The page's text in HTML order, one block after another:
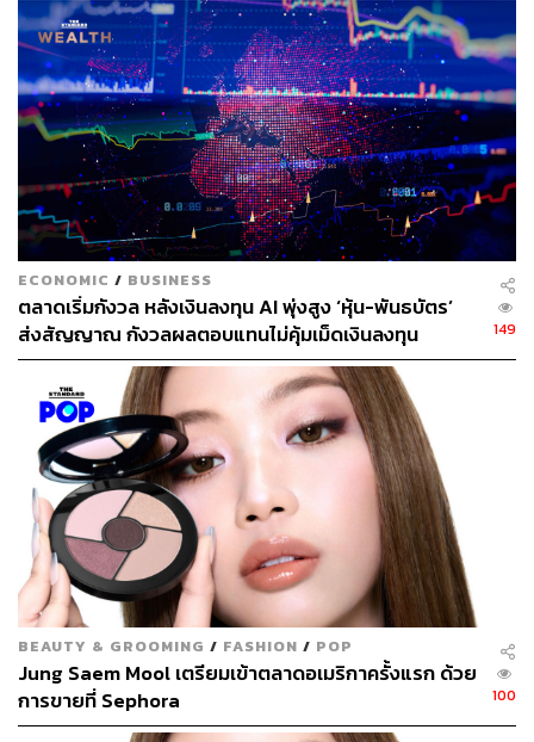
ABOUT THE AUTHOR
ปณชัย อารีเพิ่มพร
นักการตลาดผู้ฝักใฝ่ในแวดวงนวัตกรรมและ
เทคโนโลยี แต่บางทีก็เผลอมีใจให้วัฒนธรรม
POP อยู่ร่ำไป ใช้เวลาว่างไปกับการเสพศิลป์
และเฝ้ามองปรากฏการณ์ทางสังคม
แบรนด์
ECONOMIC / BUSINESS
ตลาดเริ่มกังวล หลังเงินลงทุน AI พุ่งสูง ‘หุ้น-พันธบัตร’
ส่งสัญญาณ กังวลผลตอบแทนไม่คุ้มเม็ดเงินลงทุน
149
BEAUTY & GROOMING / FASHION / POP
Jung Saem Mool เตรียมเข้าตลาดอเมริกาครั้งแรก ด้วย
การขายที่ Sephora
100